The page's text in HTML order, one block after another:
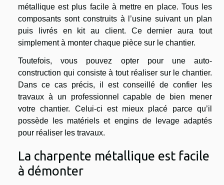
métallique est plus facile à mettre en place. Tous les
composants sont construits à l’usine suivant un plan
puis livrés en kit au client. Ce dernier aura tout
simplement à monter chaque pièce sur le chantier.
Toutefois, vous pouvez opter pour une auto-
construction qui consiste à tout réaliser sur le chantier.
Dans ce cas précis, il est conseillé de confier les
travaux à un professionnel capable de bien mener
votre chantier. Celui-ci est mieux placé parce qu’il
possède les matériels et engins de levage adaptés
pour réaliser les travaux.
La charpente métallique est facile
à démonter